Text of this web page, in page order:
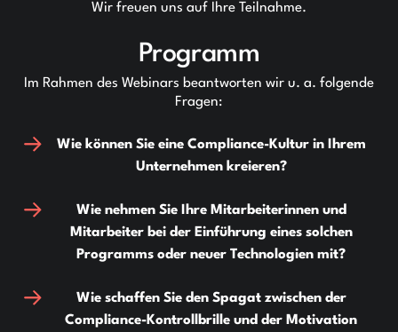
Wir freuen uns auf Ihre Teilnahme.
Programm
Im Rahmen des Webinars beantworten wir u. a. folgende
Fragen:
Wie können Sie eine Compliance-Kultur in Ihrem
Unternehmen kreieren?
Wie nehmen Sie Ihre Mitarbeiterinnen und
Mitarbeiter bei der Einführung eines solchen
Programms oder neuer Technologien mit?
Wie schaffen Sie den Spagat zwischen der
Compliance-Kontrollbrille und der Motivation